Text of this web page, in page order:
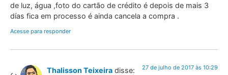
de luz, água ,foto do cartão de crédito é depois de mais 3
días fica em processo é ainda cancela a compra .
Acesse para responder
Thalisson Teixeira disse: 27 de julho de 2017 às 10:29